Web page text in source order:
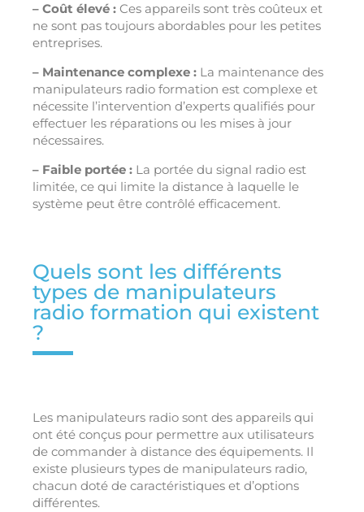
– Coût élevé : Ces appareils sont très coûteux et
ne sont pas toujours abordables pour les petites
entreprises.
– Maintenance complexe : La maintenance des
manipulateurs radio formation est complexe et
nécessite l’intervention d’experts qualifiés pour
effectuer les réparations ou les mises à jour
nécessaires.
– Faible portée : La portée du signal radio est
limitée, ce qui limite la distance à laquelle le
système peut être contrôlé efficacement.
Quels sont les différents
types de manipulateurs
radio formation qui existent
?
Les manipulateurs radio sont des appareils qui
ont été conçus pour permettre aux utilisateurs
de commander à distance des équipements. Il
existe plusieurs types de manipulateurs radio,
chacun doté de caractéristiques et d’options
différentes.